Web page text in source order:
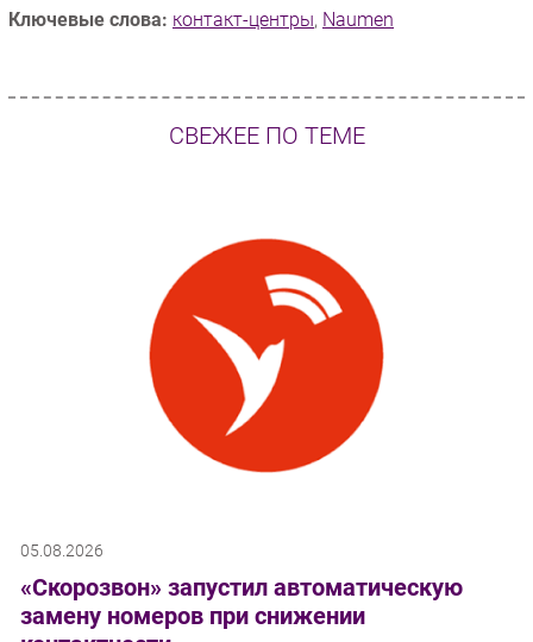
Ключевые слова: контакт-центры, Naumen
СВЕЖЕЕ ПО ТЕМЕ
05.08.2026
«Скорозвон» запустил автоматическую
замену номеров при снижении